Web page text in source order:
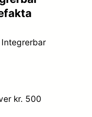
Integrerbar
kr. 500